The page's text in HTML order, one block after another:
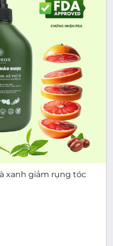
xanh giảm rụng tóc